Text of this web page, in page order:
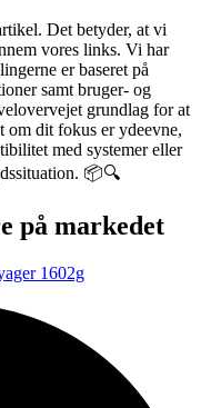
Det betyder, at vi
vores links. Vi har
er baseret på
samt bruger- og
grundlag for at
om dit fokus er ydeevne,
med systemer eller
📦🔍
på markedet